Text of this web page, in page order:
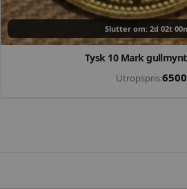
Slutter om: 2d 02t
Tysk 10 Mark
Utropspris:6500